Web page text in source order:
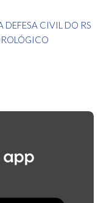
CIVIL DO RS